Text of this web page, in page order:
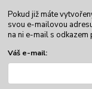
Pokud již máte
svou e-mailovou
na ni e-mail s odkazem
Váš e-mail: